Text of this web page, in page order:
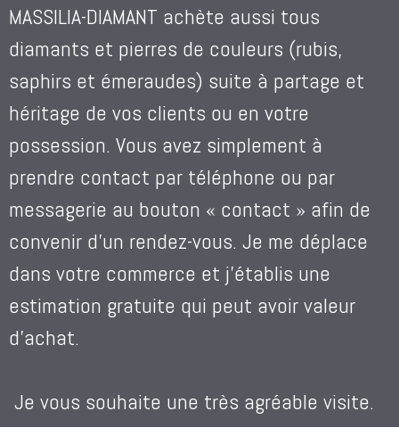
MASSILIA-DIAMANT achète aussi tous
diamants et pierres de couleurs (rubis,
saphirs et émeraudes) suite à partage et
héritage de vos clients ou en votre
possession. Vous avez simplement à
prendre contact par téléphone ou par
messagerie au bouton « contact » afin de
convenir d’un rendez-vous. Je me déplace
dans votre commerce et j’établis une
estimation gratuite qui peut avoir valeur
d’achat.
Je vous souhaite une très agréable visite.